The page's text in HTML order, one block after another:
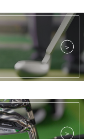
＞
＞